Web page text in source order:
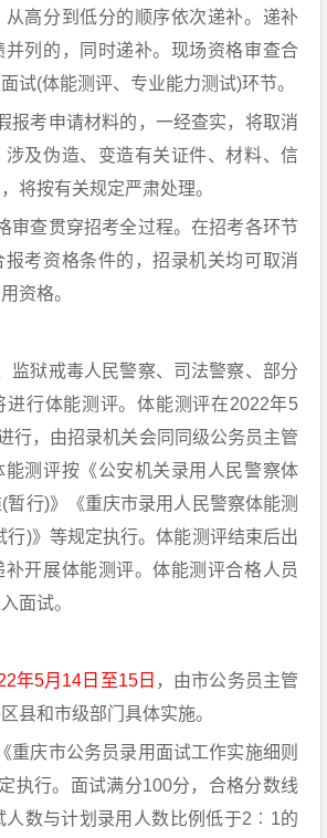
从高分到低分的顺序依次递补。递补
并列的，同时递补。现场资格审查合
试(体能测评、专业能力测试)环节。
考申请材料的，一经查实，将取消
及伪造、变造有关证件、材料、信
将按有关规定严肃处理。
查贯穿招考全过程。在招考各环节
考资格条件的，招录机关均可取消
资格。
狱戒毒人民警察、司法警察、部分
进行体能测评。体能测评在2022年5
行，由招录机关会同同级公务员主管
测评按《公安机关录用人民警察体
暂行)》《重庆市录用人民警察体能测
行)》等规定执行。体能测评结束后出
开展体能测评。体能测评合格人员
面试。
年5月14日至15日 ，由市公务员主管
县和市级部门具体实施。
庆市公务员录用面试工作实施细则
执行。面试满分100分，合格分数线
人数与计划录用人数比例低于2︰1的